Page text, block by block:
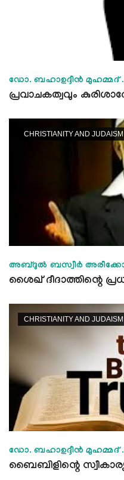
ഡോ. ബഹാഉദ്ദീന്‍ മുഹമ്മദ്
പ്രവാചകത്വവും
CHRISTIANITY AND JUDAISM
അബ്ദുല്‍ ബസ്വീര്‍
ശൈഖ് ദീദാത്തിന്റെ
CHRISTIANITY AND JUDAISM
ഡോ. ബഹാഉദ്ദീന്‍ മുഹമ്മദ്
ബൈബിളിന്റെ